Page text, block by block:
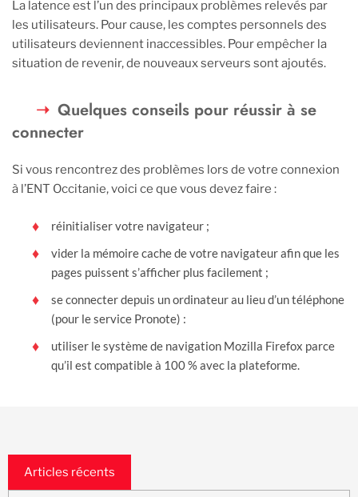
La latence est l’un des principaux problèmes relevés par
les utilisateurs. Pour cause, les comptes personnels des
utilisateurs deviennent inaccessibles. Pour empêcher la
situation de revenir, de nouveaux serveurs sont ajoutés.
Quelques conseils pour réussir à se
connecter
Si vous rencontrez des problèmes lors de votre connexion
à l’ENT Occitanie, voici ce que vous devez faire :
réinitialiser votre navigateur ;
vider la mémoire cache de votre navigateur afin que les
pages puissent s’afficher plus facilement ;
se connecter depuis un ordinateur au lieu d’un téléphone
(pour le service Pronote) :
utiliser le système de navigation Mozilla Firefox parce
qu’il est compatible à 100 % avec la plateforme.
Articles récents